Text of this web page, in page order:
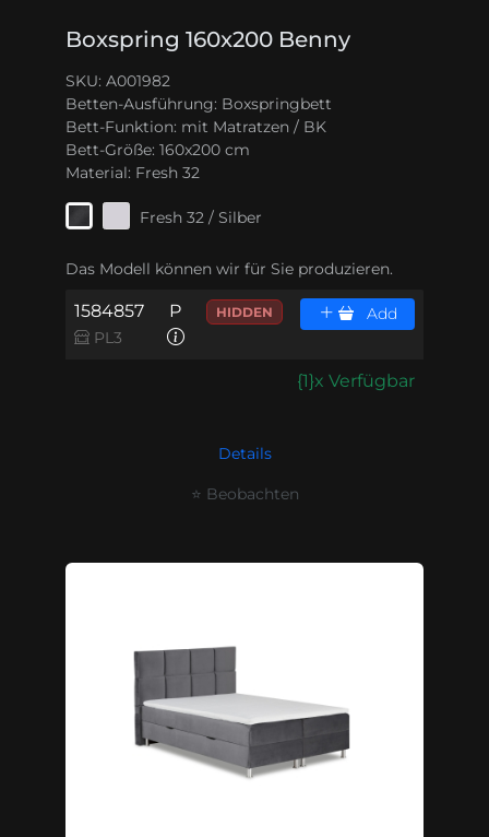
Boxspring 160x200 Benny
SKU: A001982
Betten-Ausführung: Boxspringbett
Bett-Funktion: mit Matratzen / BK
Bett-Größe: 160x200 cm
Material: Fresh 32
Fresh 32 / Silber
Das Modell können wir für Sie produzieren.
1584857
PL3
P HIDDEN Add
{1}x Verfügbar
Details
⭐ Beobachten